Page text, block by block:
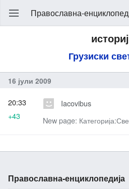
Православна-
Грузиски
16 јули 2009
Iacovibus
New page:
20:33
+43
Православна-енциклопедија